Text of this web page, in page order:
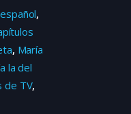
,
, María
la del
de TV,